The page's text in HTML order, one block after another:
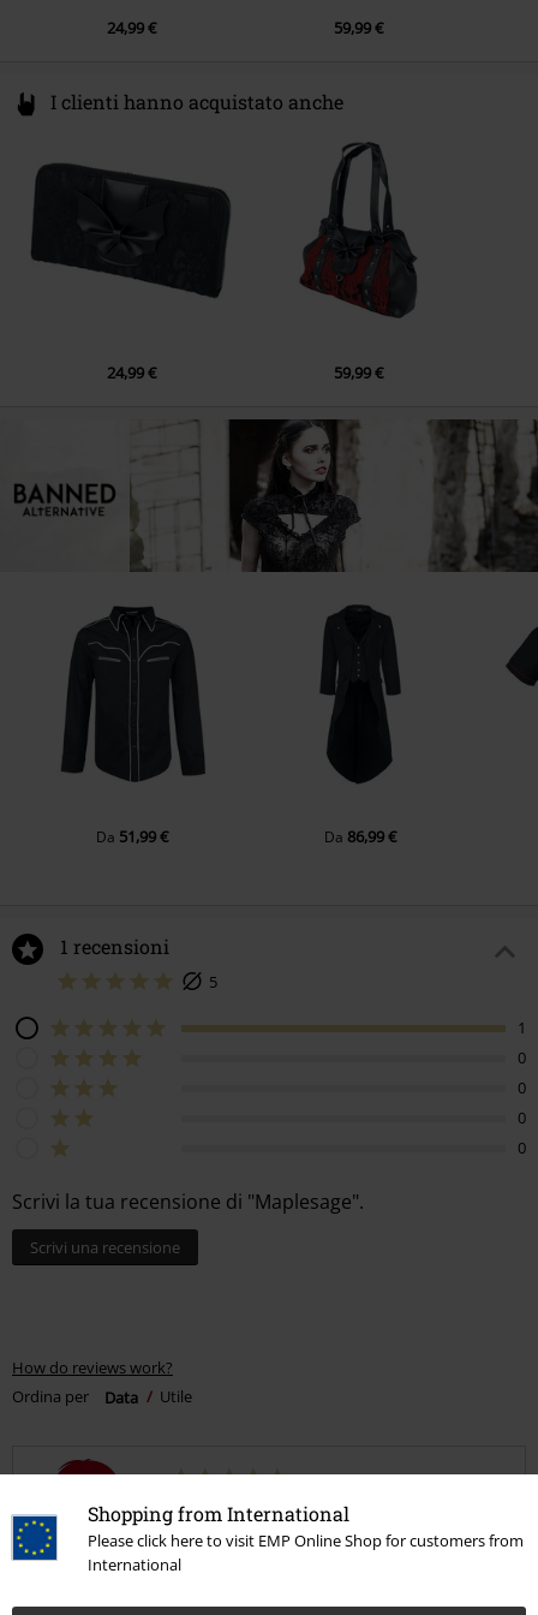
Shopping from International
Please click here to visit EMP Online Shop for customers from
International
24,99 € 59,99 €
I clienti hanno acquistato anche
24,99 € 59,99 €
Da 51,99 € Da 86,99 €
1 recensioni
5
1
0
0
0
0
Scrivi la tua recensione di "Maplesage".
Scrivi una recensione
How do reviews work?
Ordina per
Data Utile
Letizia G.
5 Commenti
Pubblicato in data: lunedì, 16 gennaio 2023